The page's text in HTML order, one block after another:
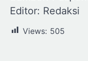
Editor: Redaksi
Views: 505